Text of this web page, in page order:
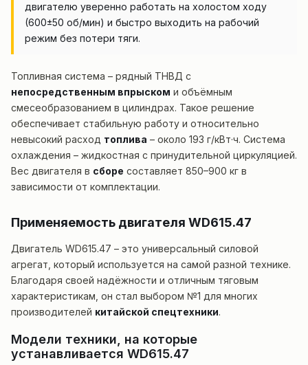
двигателю уверенно работать на холостом ходу
(600±50 об/мин) и быстро выходить на рабочий
режим без потери тяги.
Топливная система – рядный ТНВД с
непосредственным впрыском и объёмным
смесеобразованием в цилиндрах. Такое решение
обеспечивает стабильную работу и относительно
невысокий расход топлива – около 193 г/кВт·ч. Система
охлаждения – жидкостная с принудительной циркуляцией.
Вес двигателя в сборе составляет 850–900 кг в
зависимости от комплектации.
Применяемость двигателя WD615.47
Двигатель WD615.47 – это универсальный силовой
агрегат, который используется на самой разной технике.
Благодаря своей надёжности и отличным тяговым
характеристикам, он стал выбором №1 для многих
производителей китайской спецтехники.
Модели техники, на которые
устанавливается WD615.47